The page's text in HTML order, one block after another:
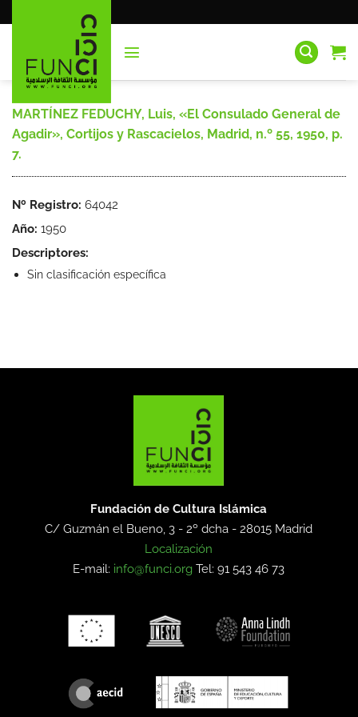
al
MARTÍNEZ FEDUCHY, Luis, «El Consulado General de
Agadir», Cortijos y Rascacielos, Madrid, n.º 55, 1950, p.
7.
Nº Registro: 64042
Año: 1950
Descriptores:
Sin clasificación específica
Fundación de Cultura Islámica
C/ Guzmán el Bueno, 3 - 2º dcha -28015 Madrid
Localización
E-mail: info@funci.org Tel: 91 543 46 73